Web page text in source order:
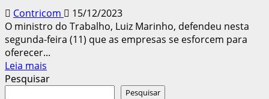
Contricom
15/12/2023
O ministro do Trabalho, Luiz Marinho, defendeu nesta
segunda-feira (11) que as empresas se esforcem para
oferecer...
Leia mais
mais
Pesquisar
Pesquisar